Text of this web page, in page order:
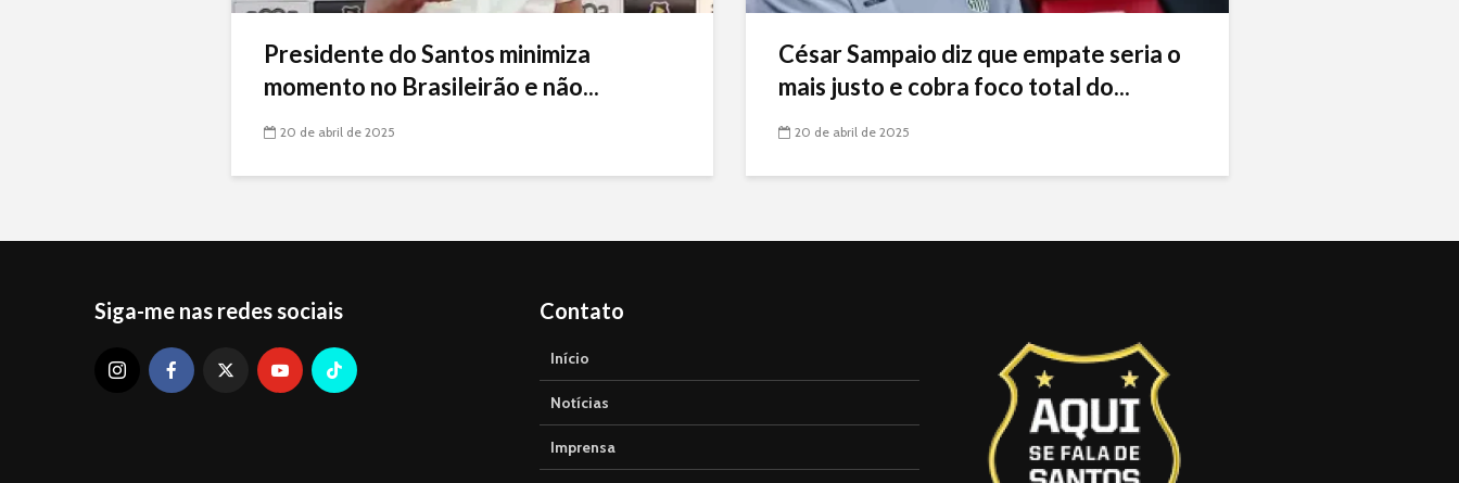
Presidente do Santos minimiza
momento no Brasileirão e não...
20 de abril de 2025
César Sampaio diz que empate seria o
mais justo e cobra foco total do...
20 de abril de 2025
Siga-me nas redes sociais Contato
Início
Notícias
Imprensa